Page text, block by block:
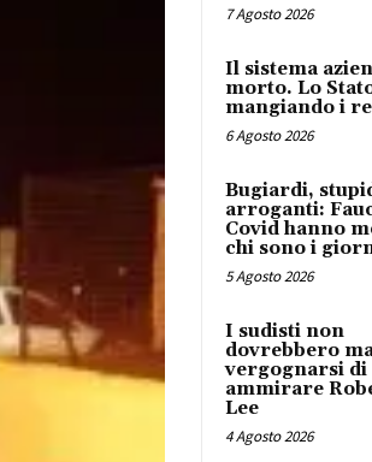
7 Agosto 2026
Il sistema
morto. Lo
mangiando i
6 Agosto 2026
Bugiardi,
arroganti:
Covid hanno
chi sono i
5 Agosto 2026
I sudisti non
dovrebbero
vergognarsi di
ammirare
Lee
4 Agosto 2026